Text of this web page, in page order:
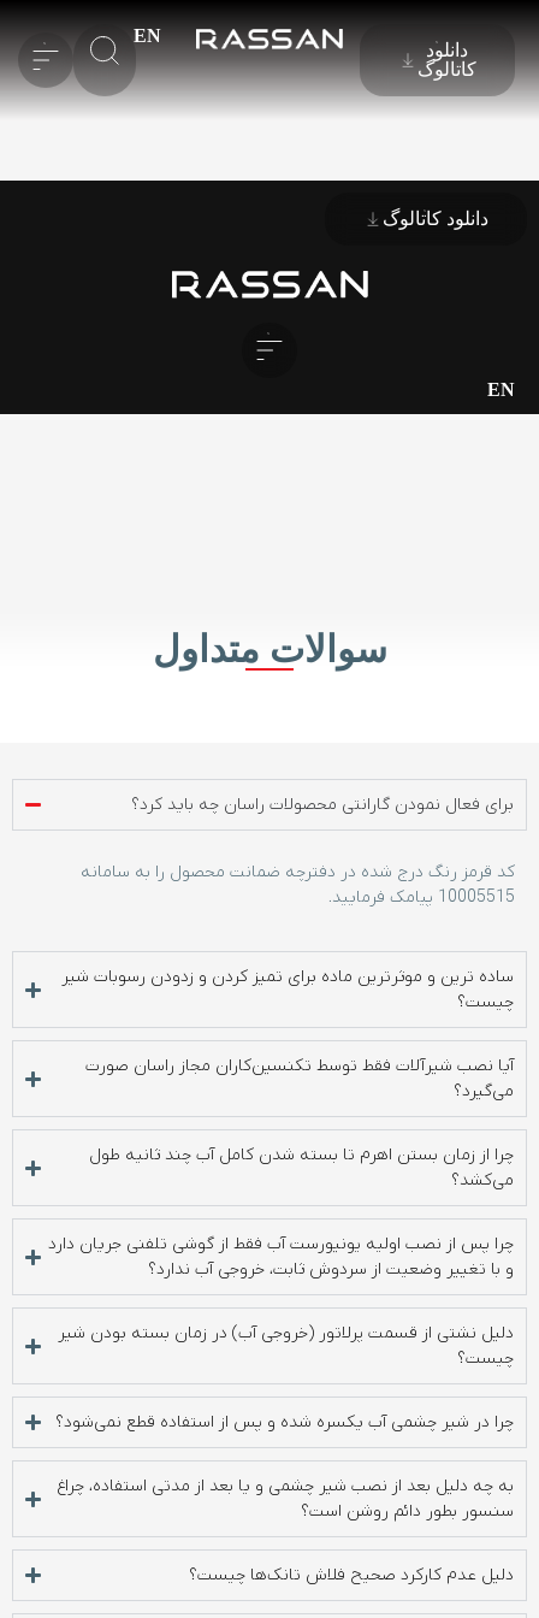
دانلود
کاتالوگ
EN
دانلود کاتالوگ
EN
سوالات متداول
برای فعال نمودن گارانتی محصولات راسان چه باید کرد؟
کد قرمز رنگ درج شده در دفترچه ضمانت محصول را به سامانه
10005515 پیامک فرمایید.
ساده ترین و موثرترین ماده برای تمیز کردن و زدودن رسوبات شیر
چیست؟
آیا نصب شیرآلات فقط توسط تکنسین‌کاران مجاز راسان صورت
می‌گیرد؟
چرا از زمان بستن اهرم تا بسته شدن کامل آب چند ثانیه طول
می‌کشد؟
چرا پس از نصب اولیه یونیورست آب فقط از گوشی تلفنی جریان دارد
و با تغییر وضعیت از سردوش ثابت، خروجی آب ندارد؟
دلیل نشتی از قسمت پرلاتور (خروجی آب) در زمان بسته بودن شیر
چیست؟
چرا در شیر چشمی آب یکسره شده و پس از استفاده قطع نمی‌شود؟
به چه دلیل بعد از نصب شیر چشمی و یا بعد از مدتی استفاده، چراغ
سنسور بطور دائم روشن است؟
دلیل عدم کارکرد صحیح فلاش تانک‌ها چیست؟